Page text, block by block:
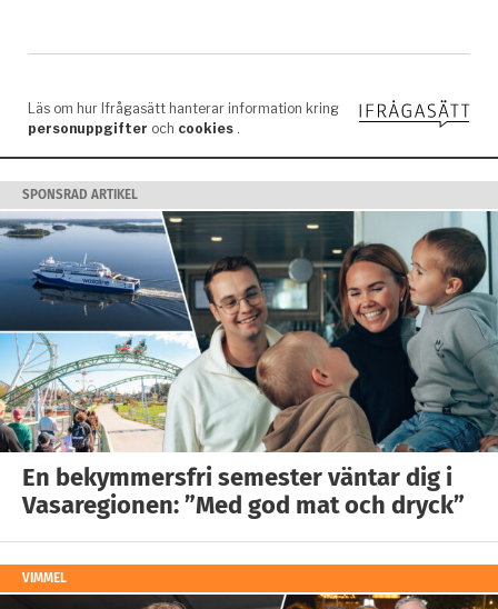
SPONSRAD ARTIKEL
En bekymmersfri semester väntar dig i
Vasaregionen: ”Med god mat och dryck”
VIMMEL